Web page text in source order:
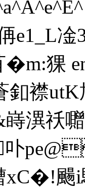
e1_L凎
猓
襟
潩祅
卟
xC�!